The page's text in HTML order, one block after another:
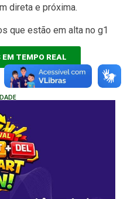
direta e próxima.
que estão em alta no g1
TEMPO REAL